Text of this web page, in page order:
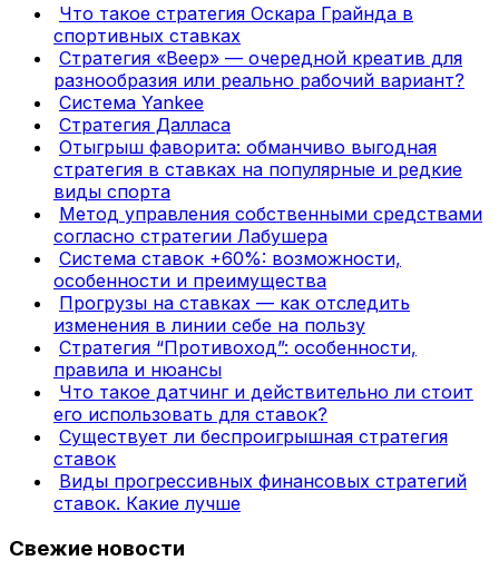
Что такое стратегия Оскара Грайнда в
спортивных ставках
Стратегия «Веер» — очередной креатив для
разнообразия или реально рабочий вариант?
Система Yankee
Стратегия Далласа
Отыгрыш фаворита: обманчиво выгодная
стратегия в ставках на популярные и редкие
виды спорта
Метод управления собственными средствами
согласно стратегии Лабушера
Система ставок +60%: возможности,
особенности и преимущества
Прогрузы на ставках — как отследить
изменения в линии себе на пользу
Стратегия “Противоход”: особенности,
правила и нюансы
Что такое датчинг и действительно ли стоит
его использовать для ставок?
Существует ли беспроигрышная стратегия
ставок
Виды прогрессивных финансовых стратегий
ставок. Какие лучше
Свежие новости